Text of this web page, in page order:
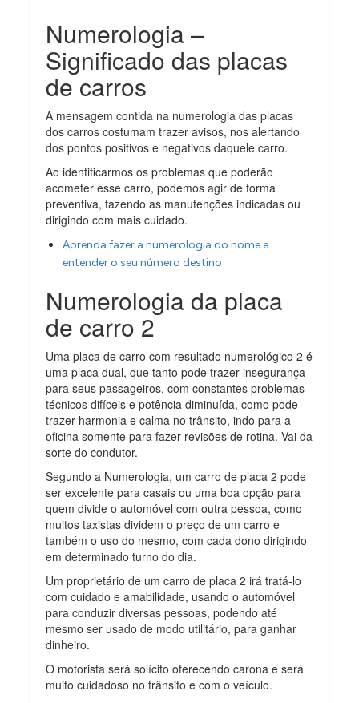
Numerologia –
Significado das placas
de carros
A mensagem contida na numerologia das placas
dos carros costumam trazer avisos, nos alertando
dos pontos positivos e negativos daquele carro.
Ao identificarmos os problemas que poderão
acometer esse carro, podemos agir de forma
preventiva, fazendo as manutenções indicadas ou
dirigindo com mais cuidado.
Aprenda fazer a numerologia do nome e
entender o seu número destino
Numerologia da placa
de carro 2
Uma placa de carro com resultado numerológico 2 é
uma placa dual, que tanto pode trazer insegurança
para seus passageiros, com constantes problemas
técnicos difíceis e potência diminuída, como pode
trazer harmonia e calma no trânsito, indo para a
oficina somente para fazer revisões de rotina. Vai da
sorte do condutor.
Segundo a Numerologia, um carro de placa 2 pode
ser excelente para casais ou uma boa opção para
quem divide o automóvel com outra pessoa, como
muitos taxistas dividem o preço de um carro e
também o uso do mesmo, com cada dono dirigindo
em determinado turno do dia.
Um proprietário de um carro de placa 2 irá tratá-lo
com cuidado e amabilidade, usando o automóvel
para conduzir diversas pessoas, podendo até
mesmo ser usado de modo utilitário, para ganhar
dinheiro.
O motorista será solícito oferecendo carona e será
muito cuidadoso no trânsito e com o veículo.